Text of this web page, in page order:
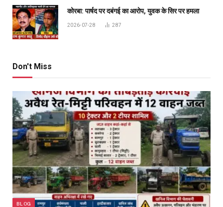
कोरबा: पार्षद पर दबंगई का आरोप, युवक के सिर पर हमला
2026-07-28 287
Don't Miss
BLOG